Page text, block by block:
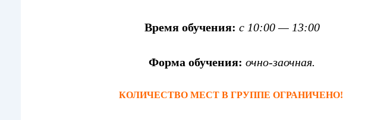
Время обучения: с 10:00 — 13:00
Форма обучения: очно-заочная.
КОЛИЧЕСТВО МЕСТ В ГРУППЕ ОГРАНИЧЕНО!